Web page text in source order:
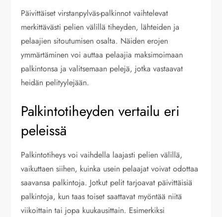
Päivittäiset virstanpylväs-palkinnot vaihtelevat
merkittävästi pelien välillä tiheyden, lähteiden ja
pelaajien sitoutumisen osalta. Näiden erojen
ymmärtäminen voi auttaa pelaajia maksimoimaan
palkintonsa ja valitsemaan pelejä, jotka vastaavat
heidän pelityylejään.
Palkintotiheyden vertailu eri
peleissä
Palkintotiheys voi vaihdella laajasti pelien välillä,
vaikuttaen siihen, kuinka usein pelaajat voivat odottaa
saavansa palkintoja. Jotkut pelit tarjoavat päivittäisiä
palkintoja, kun taas toiset saattavat myöntää niitä
viikoittain tai jopa kuukausittain. Esimerkiksi